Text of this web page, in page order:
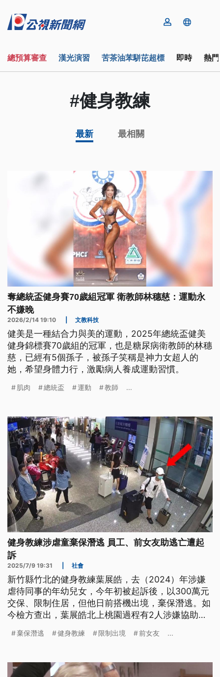
總預算審查 漢光演習 苦茶油苯駢芘超標 即時 熱
#健身教練
最新 最相關
奪總統盃健身賽70歲組冠軍 衛教師林穗慈：運動永
不嫌晚
2026/2/14 19:10 文教科技
健美是一種結合力與美的運動，2025年總統盃健美
健身錦標賽70歲組的冠軍，也是糖尿病衛教師的林穗
慈，已經有5個孫子，被孫子笑稱是神力女超人的
她，希望身體力行，激勵病人養成運動習慣。
肌肉 總統盃 運動 教師 ...
健身教練涉虐童棄保潛逃 員工、前女友助逃亡遭起
訴
2025/7/9 19:31 社會
新竹縣竹北的健身教練葉展皓，去（2024）年涉嫌
虐待同事的年幼兒女，今年初被起訴後，以300萬元
交保、限制住居，但他日前搭機出境，棄保潛逃。如
今檢方查出，葉展皓北上桃園過程有2人涉嫌協助逃
訴。
棄保潛逃 健身教練 限制出境 前女友 ...